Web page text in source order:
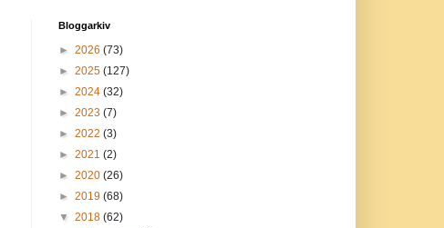
Bloggarkiv
► 2026 (73)
► 2025 (127)
► 2024 (32)
► 2023 (7)
► 2022 (3)
► 2021 (2)
► 2020 (26)
► 2019 (68)
▼ 2018 (62)